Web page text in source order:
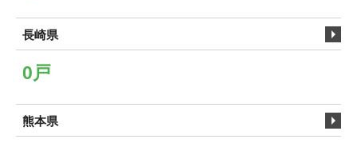
長崎県
0戸
熊本県